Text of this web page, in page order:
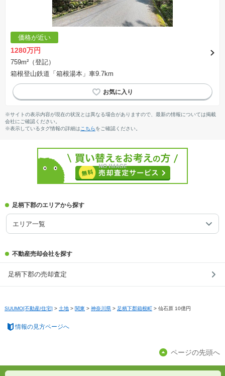
価格が近い
1280万円
759m²（登記）
箱根登山鉄道「箱根湯本」車9.7km
※サイトの表示内容が現在の状況とは異なる場合がありますので、最新の情報については掲載
会社にご確認ください。
※表示しているタグ情報の詳細は こちらをご確認ください。
足柄下郡のエリアから探す
エリア一覧
不動産売却会社を探す
足柄下郡の売却査定
SUUMO[不動産/住宅] > 土地 > 関東 > 神奈川県 > 足柄下郡箱根町 > 仙石原 10億円
情報の見方ページへ
ページの先頭へ